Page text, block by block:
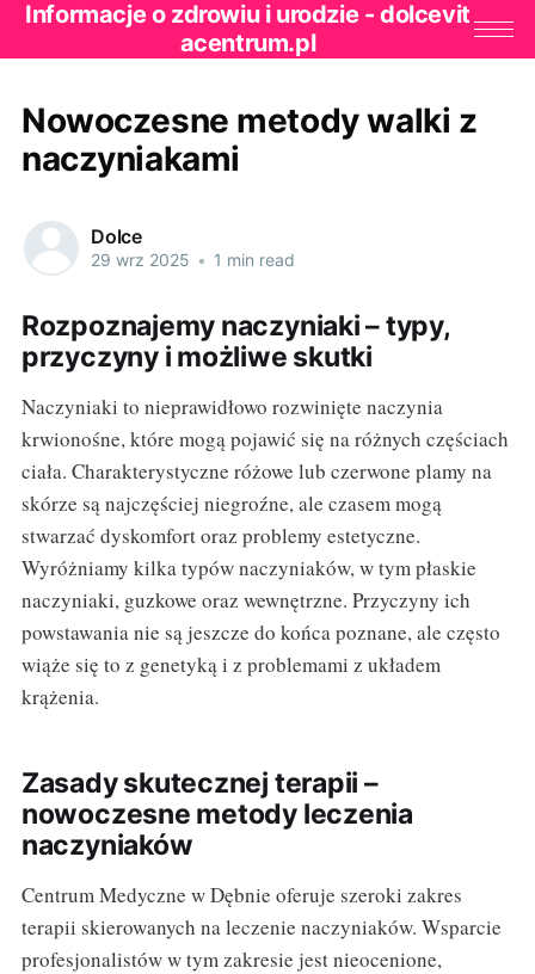
Informacje o zdrowiu i urodzie - dolcevit
acentrum.pl
Nowoczesne metody walki z
naczyniakami
Dolce
29 wrz 2025 • 1 min read
Rozpoznajemy naczyniaki – typy,
przyczyny i możliwe skutki
Naczyniaki to nieprawidłowo rozwinięte naczynia
krwionośne, które mogą pojawić się na różnych częściach
ciała. Charakterystyczne różowe lub czerwone plamy na
skórze są najczęściej niegroźne, ale czasem mogą
stwarzać dyskomfort oraz problemy estetyczne.
Wyróżniamy kilka typów naczyniaków, w tym płaskie
naczyniaki, guzkowe oraz wewnętrzne. Przyczyny ich
powstawania nie są jeszcze do końca poznane, ale często
wiąże się to z genetyką i z problemami z układem
krążenia.
Zasady skutecznej terapii –
nowoczesne metody leczenia
naczyniaków
Centrum Medyczne w Dębnie oferuje szeroki zakres
terapii skierowanych na leczenie naczyniaków. Wsparcie
profesjonalistów w tym zakresie jest nieocenione,